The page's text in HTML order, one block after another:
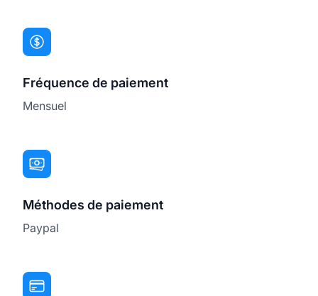
Fréquence de paiement
Mensuel
Méthodes de paiement
Paypal